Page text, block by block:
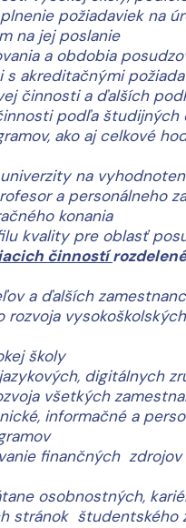
požiadaviek na
na jej poslanie
a obdobia
akreditačnými
činnosti a ďalších
podľa študijných
ako aj celkové
na
a personálneho
konania
kvality pre oblasť
činností
a ďalších
rozvoja
školy
digitálnych
všetkých
informačné a
finančných
osobnostných,
stránok študentského